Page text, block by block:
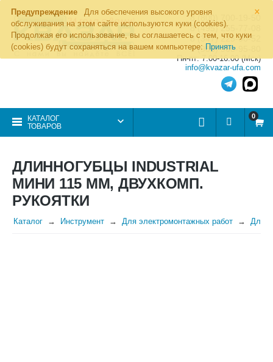
×
Предупреждение
Для обеспечения высокого уровня
обслуживания на этом сайте используются куки (cookies).
Продолжая его использование, вы соглашаетесь с тем, что куки
(cookies) будут сохраняться на вашем компьютере: Принять
8 (800) 700-19-50
8 (495) 255-77-08
8 (347) 225-00-52
8 (986) 963-95-80
Пн-пт: 7.00-16.00 (Мск)
info@kvazar-ufa.com
КАТАЛОГ
ТОВАРОВ
0
ДЛИННОГУБЦЫ INDUSTRIAL
МИНИ 115 ММ, ДВУХКОМП.
РУКОЯТКИ
Каталог Инструмент Для электромонтажных работ